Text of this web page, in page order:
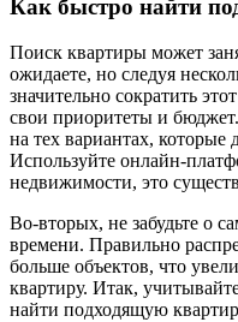
Как быстро найти
Поиск квартиры может
ожидаете, но следуя
значительно сократить
свои приоритеты и
на тех вариантах, которые
Используйте онлайн-
недвижимости, это
Во-вторых, не забудьте о
времени. Правильно
больше объектов, что
квартиру. Итак,
найти подходящую